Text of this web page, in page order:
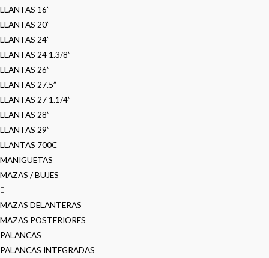
LLANTAS 16”
LLANTAS 20”
LLANTAS 24”
LLANTAS 24 1.3/8”
LLANTAS 26”
LLANTAS 27.5”
LLANTAS 27 1.1/4”
LLANTAS 28”
LLANTAS 29”
LLANTAS 700C
MANIGUETAS
MAZAS / BUJES
MAZAS DELANTERAS
MAZAS POSTERIORES
PALANCAS
PALANCAS INTEGRADAS